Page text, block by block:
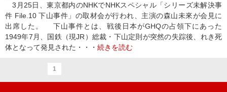
3月25日、東京都内のNHKでNHKスペシャル「シリーズ未解決事
件 File.10 下山事件」の取材会が行われ、主演の森山未來が会見に
出席した。 下山事件とは、戦後日本がGHQの占領下にあった
1949年7月、国鉄（現JR）総裁・下山定則が突然の失踪後、れき死
体となって発見された・・・ 続きを読む
1